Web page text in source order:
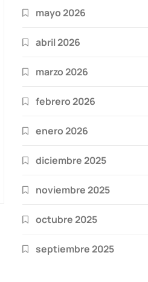
mayo 2026
abril 2026
marzo 2026
febrero 2026
enero 2026
diciembre 2025
noviembre 2025
octubre 2025
septiembre 2025